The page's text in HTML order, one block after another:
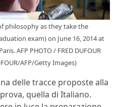
philosophy as they take the
exam) on June 16, 2014 at
AFP PHOTO / FRED DUFOUR
AFP/Getty Images)
delle tracce proposte alla
quella di Italiano.